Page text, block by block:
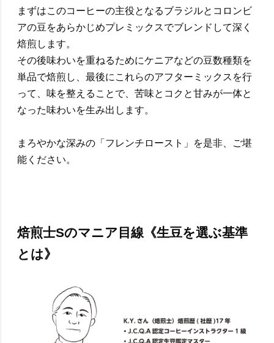
まずはこのコーヒーの主役となるブラジルとコロンビ
アの豆をあらかじめプレミックスでブレンドして深く
焙煎します。
その後味わいを重ねるためにケニアなどの豆数種類を
単品で焙煎し、最後にこれらのアフターミックスを行
って、味を整えることで、苦味とコクと甘みが一体と
なった味わいを生み出します。
まろやかな深みの「フレンチロースト」を是非、ご堪
能ください。
焙煎士Sのマニア目線《生豆を選ぶ基準
とは》